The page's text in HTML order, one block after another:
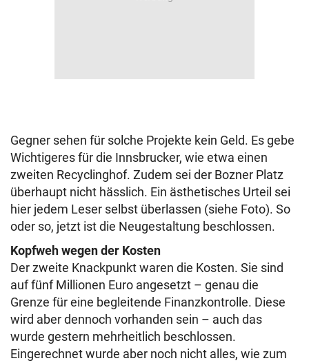
Gegner sehen für solche Projekte kein Geld. Es gebe
Wichtigeres für die Innsbrucker, wie etwa einen
zweiten Recyclinghof. Zudem sei der Bozner Platz
überhaupt nicht hässlich. Ein ästhetisches Urteil sei
hier jedem Leser selbst überlassen (siehe Foto). So
oder so, jetzt ist die Neugestaltung beschlossen.
Kopfweh wegen der Kosten
Der zweite Knackpunkt waren die Kosten. Sie sind
auf fünf Millionen Euro angesetzt – genau die
Grenze für eine begleitende Finanzkontrolle. Diese
wird aber dennoch vorhanden sein – auch das
wurde gestern mehrheitlich beschlossen.
Eingerechnet wurde aber noch nicht alles, wie zum